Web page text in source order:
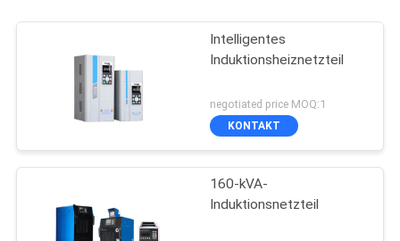
Intelligentes
Induktionsheiznetzteil
negotiated price MOQ:1
KONTAKT
160-kVA-
Induktionsnetzteil